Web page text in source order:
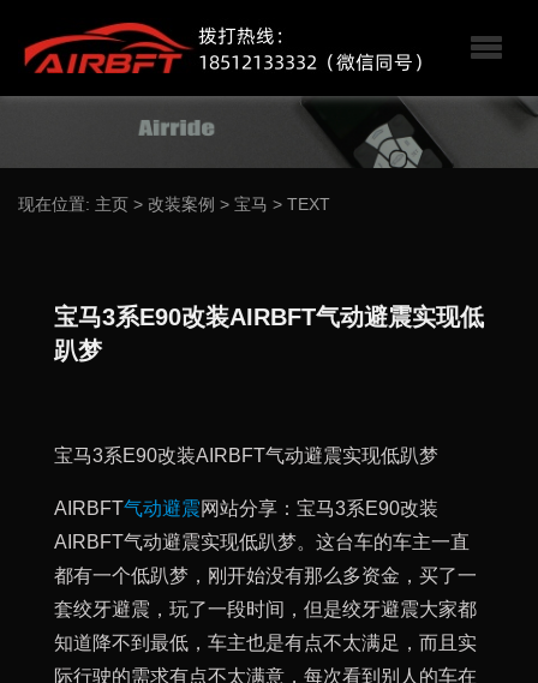
现在位置: 主页 > 改装案例 > 宝马 > TEXT
宝马3系E90改装AIRBFT气动避震实现低
趴梦
宝马3系E90改装AIRBFT气动避震实现低趴梦
AIRBFT气动避震网站分享：宝马3系E90改装
AIRBFT气动避震实现低趴梦。这台车的车主一直
都有一个低趴梦，刚开始没有那么多资金，买了一
套绞牙避震，玩了一段时间，但是绞牙避震大家都
知道降不到最低，车主也是有点不太满足，而且实
际行驶的需求有点不太满意，每次看到别人的车在